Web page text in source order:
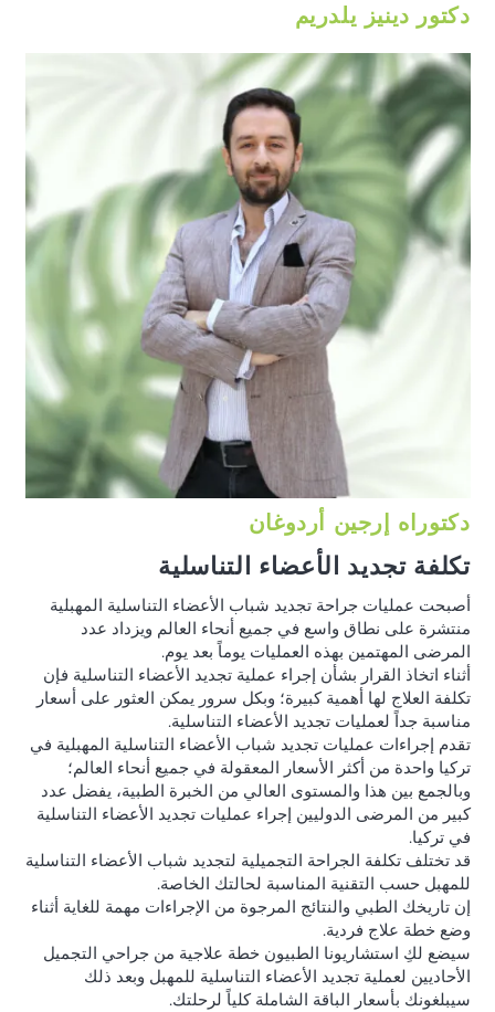
دكتور دينيز يلدريم
دكتوراه إرجين أردوغان
تكلفة تجديد الأعضاء التناسلية
أصبحت عمليات جراحة تجديد شباب الأعضاء التناسلية المهبلية
منتشرة على نطاق واسع في جميع أنحاء العالم ويزداد عدد
المرضى المهتمين بهذه العمليات يوماً بعد يوم.
أثناء اتخاذ القرار بشأن إجراء عملية تجديد الأعضاء التناسلية فإن
تكلفة العلاج لها أهمية كبيرة؛ وبكل سرور يمكن العثور على أسعار
مناسبة جداً لعمليات تجديد الأعضاء التناسلية.
تقدم إجراءات عمليات تجديد شباب الأعضاء التناسلية المهبلية في
تركيا واحدة من أكثر الأسعار المعقولة في جميع أنحاء العالم؛
وبالجمع بين هذا والمستوى العالي من الخبرة الطبية، يفضل عدد
كبير من المرضى الدوليين إجراء عمليات تجديد الأعضاء التناسلية
في تركيا.
قد تختلف تكلفة الجراحة التجميلية لتجديد شباب الأعضاء التناسلية
للمهبل حسب التقنية المناسبة لحالتك الخاصة.
إن تاريخك الطبي والنتائج المرجوة من الإجراءات مهمة للغاية أثناء
وضع خطة علاج فردية.
سيضع لكِ استشاريونا الطبيون خطة علاجية من جراحي التجميل
الأحاديين لعملية تجديد الأعضاء التناسلية للمهبل وبعد ذلك
سيبلغونك بأسعار الباقة الشاملة كلياً لرحلتك.